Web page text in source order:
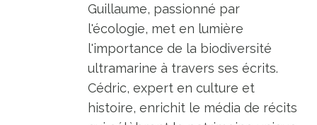
Guillaume, passionné par
l'écologie, met en lumière
l'importance de la biodiversité
ultramarine à travers ses écrits.
Cédric, expert en culture et
histoire, enrichit le média de récits